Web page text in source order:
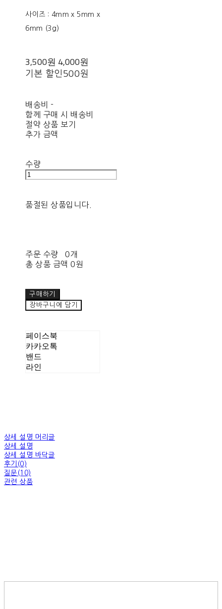
사이즈 : 4mm x 5mm x
6mm (3g)
3,500원 4,000원
기본 할인 500원
배송비 -
함께 구매 시 배송비
절약 상품 보기
추가 금액
수량
품절된 상품입니다.
주문 수량
0개
총 상품 금액 0원
구매하기
장바구니에 담기
페이스북
카카오톡
밴드
라인
상세 설명 머리글
상세 설명
상세 설명 바닥글
후기(0)
질문(10)
관련 상품